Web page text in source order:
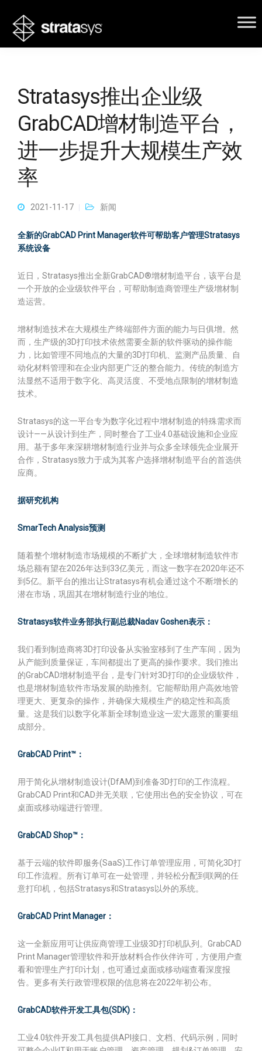
Stratasys推出企业级
GrabCAD增材制造平台，
进一步提升大规模生产效
率
2021-11-17 新闻
全新的GrabCAD Print Manager软件可帮助客户管理Stratasys
系统设备
近日，Stratasys推出全新GrabCAD®增材制造平台，该平台是
一个开放的企业级软件平台，可帮助制造商管理生产级增材制
造运营。
增材制造技术在大规模生产终端部件方面的能力与日俱增。然
而，生产级的3D打印技术依然需要全新的软件驱动的操作能
力，比如管理不同地点的大量的3D打印机、监测产品质量、自
动化材料管理和在企业内部更广泛的整合能力。传统的制造方
法显然不适用于数字化、高灵活度、不受地点限制的增材制造
技术。
Stratasys的这一平台专为数字化过程中增材制造的特殊需求而
设计——从设计到生产，同时整合了工业4.0基础设施和企业应
用。基于多年来深耕增材制造行业并与众多全球领先企业展开
合作，Stratasys致力于成为其客户选择增材制造平台的首选供
应商。
据研究机构
SmarTech Analysis预测
随着整个增材制造市场规模的不断扩大，全球增材制造软件市
场总额有望在2026年达到33亿美元，而这一数字在2020年还不
到5亿。新平台的推出让Stratasys有机会通过这个不断增长的
潜在市场，巩固其在增材制造行业的地位。
Stratasys软件业务部执行副总裁Nadav Goshen表示：
我们看到制造商将3D打印设备从实验室移到了生产车间，因为
从产能到质量保证，车间都提出了更高的操作要求。我们推出
的GrabCAD增材制造平台，是专门针对3D打印的企业级软件，
也是增材制造软件市场发展的助推剂。它能帮助用户高效地管
理更大、更复杂的操作，并确保大规模生产的稳定性和高质
量。这是我们以数字化革新全球制造业这一宏大愿景的重要组
成部分。
GrabCAD Print™：
用于简化从增材制造设计(DfAM)到准备3D打印的工作流程。
GrabCAD Print和CAD并无关联，它使用出色的安全协议，可在
桌面或移动端进行管理。
GrabCAD Shop™：
基于云端的软件即服务(SaaS)工作订单管理应用，可简化3D打
印工作流程。所有订单可在一处管理，并轻松分配到联网的任
意打印机，包括Stratasys和Stratasys以外的系统。
GrabCAD Print Manager：
这一全新应用可让供应商管理工业级3D打印机队列。GrabCAD
Print Manager管理软件和开放材料合作伙伴许可，方便用户查
看和管理生产打印计划，也可通过桌面或移动端查看深度报
告。更多有关行政管理权限的信息将在2022年初公布。
GrabCAD软件开发工具包(SDK)：
工业4.0软件开发工具包提供API接口、文档、代码示例，同时